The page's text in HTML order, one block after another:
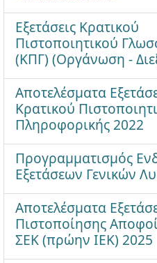
Εξετάσεις Κρατικού
Πιστοποιητικού
(ΚΠΓ) (Οργάνωση -
Αποτελέσματα
Κρατικού
Πληροφορικής 2022
Προγραμματισμός
Εξετάσεων Γενικών
Αποτελέσματα
Πιστοποίησης
ΣΕΚ (πρώην ΙΕΚ) 2025